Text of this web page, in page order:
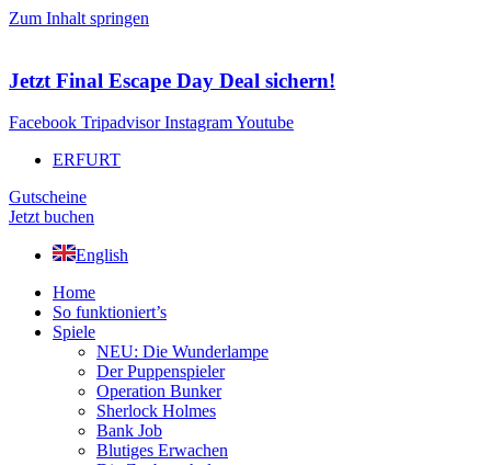
Zum Inhalt springen
Jetzt Final Escape Day Deal sichern!
Facebook Tripadvisor InstagramYoutube
ERFURT
Gutscheine
Jetzt buchen
English
Home
So funktioniert’s
Spiele
NEU: Die Wunderlampe
Der Puppenspieler
Operation Bunker
Sherlock Holmes
Bank Job
Blutiges Erwachen